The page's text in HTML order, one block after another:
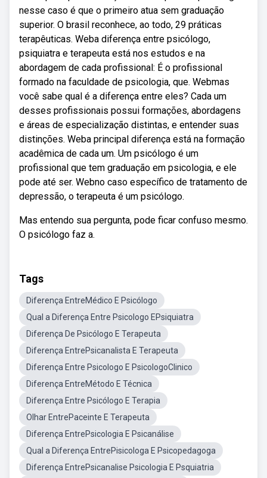
nesse caso é que o primeiro atua sem graduação
superior. O brasil reconhece, ao todo, 29 práticas
terapêuticas. Weba diferença entre psicólogo,
psiquiatra e terapeuta está nos estudos e na
abordagem de cada profissional: É o profissional
formado na faculdade de psicologia, que. Webmas
você sabe qual é a diferença entre eles? Cada um
desses profissionais possui formações, abordagens
e áreas de especialização distintas, e entender suas
distinções. Weba principal diferença está na formação
acadêmica de cada um. Um psicólogo é um
profissional que tem graduação em psicologia, e ele
pode até ser. Webno caso específico de tratamento de
depressão, o terapeuta é um psicólogo.
Mas entendo sua pergunta, pode ficar confuso mesmo.
O psicólogo faz a.
Tags
Diferença EntreMédico E Psicólogo
Qual a Diferença Entre Psicologo EPsiquiatra
Diferença De Psicólogo E Terapeuta
Diferença EntrePsicanalista E Terapeuta
Diferença Entre Psicologo E PsicologoClinico
Diferença EntreMétodo E Técnica
Diferença Entre Psicólogo E Terapia
Olhar EntrePaceinte E Terapeuta
Diferença EntrePsicologia E Psicanálise
Qual a Diferença EntrePisicologa E Psicopedagoga
Diferença EntrePsicanalise Psicologia E Psquiatria